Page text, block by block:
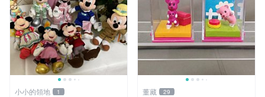
小小的領地 1 董藏 29